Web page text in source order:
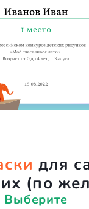
для
(по
Выберите